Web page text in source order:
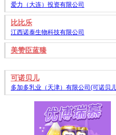
爱力（大连）投资有限公司
比比乐
江西诺泰生物科技有限公司
美赞臣蓝臻
可诺贝儿
多加多乳业（天津）有限公司(可诺贝